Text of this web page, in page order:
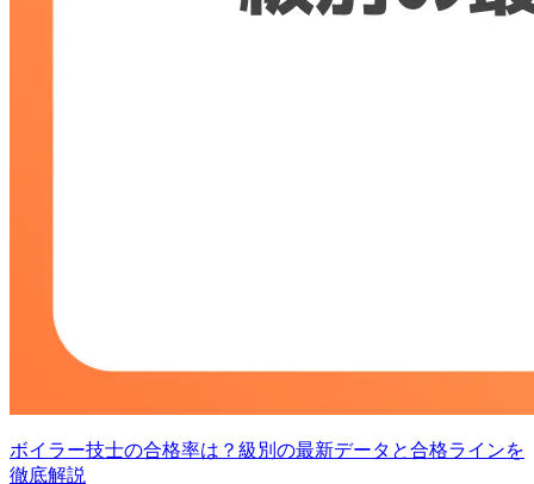
ボイラー技士の合格率は？級別の最新データと合格ラインを
徹底解説